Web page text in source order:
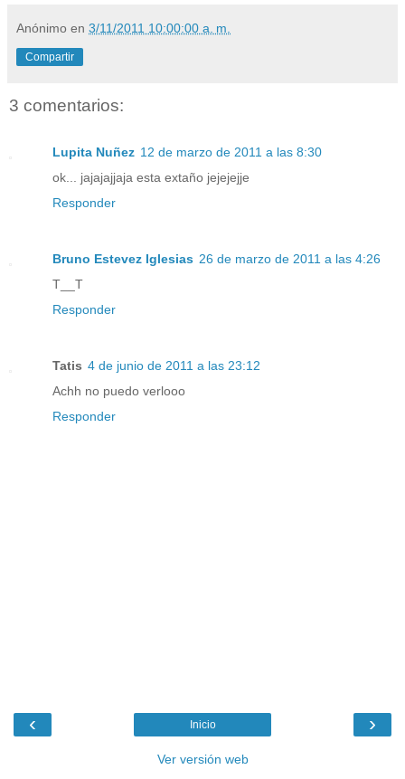
Anónimo en 3/11/2011 10:00:00 a. m.
Compartir
3 comentarios:
Lupita Nuñez 12 de marzo de 2011 a las 8:30
ok... jajajajjaja esta extaño jejejejje
Responder
Bruno Estevez Iglesias 26 de marzo de 2011 a las 4:26
T__T
Responder
Tatis 4 de junio de 2011 a las 23:12
Achh no puedo verlooo
Responder
‹ ›
Inicio
Ver versión web